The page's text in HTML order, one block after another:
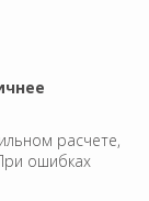
расчете,
ошибках